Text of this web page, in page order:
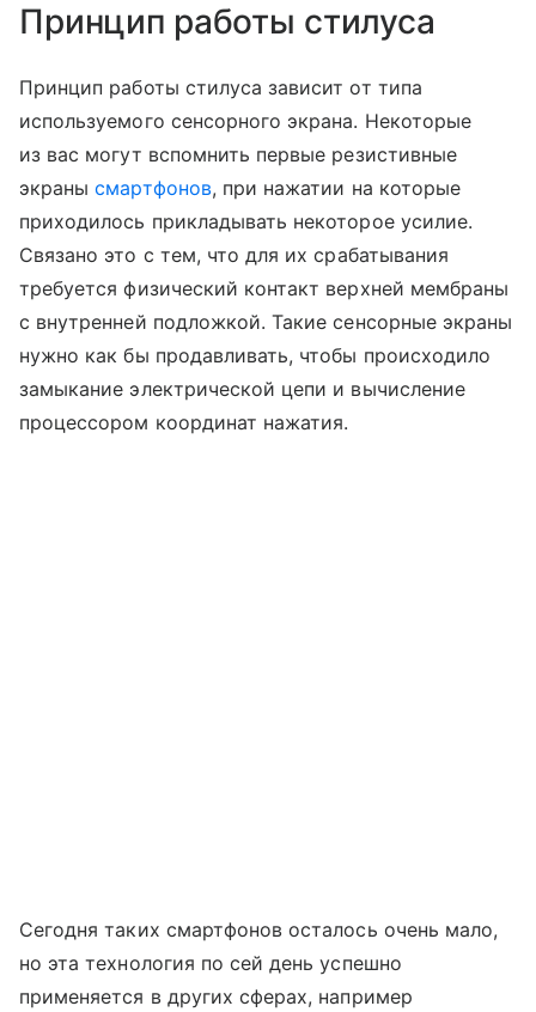
Принцип работы стилуса
Принцип работы стилуса зависит от типа
используемого сенсорного экрана. Некоторые
из вас могут вспомнить первые резистивные
экранысмартфонов, при нажатии на которые
приходилось прикладывать некоторое усилие.
Связано это с тем, что для их срабатывания
требуется физический контакт верхней мембраны
с внутренней подложкой. Такие сенсорные экраны
нужно как бы продавливать, чтобы происходило
замыкание электрической цепи и вычисление
процессором координат нажатия.
Сегодня таких смартфонов осталось очень мало,
но эта технология по сей день успешно
применяется в других сферах, например